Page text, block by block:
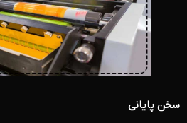
سخن پایانی